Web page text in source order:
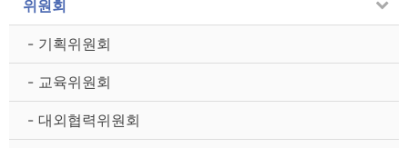
위원회
- 기획위원회
- 교육위원회
- 대외협력위원회